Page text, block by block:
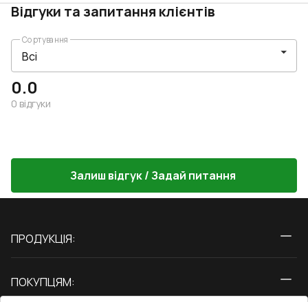
Відгуки та запитання клієнтів
0.0
0 відгуки
Сортування
Залиш відгук / Задай питання
ПРОДУКЦІЯ:
Двері
ПОКУПЦЯМ: